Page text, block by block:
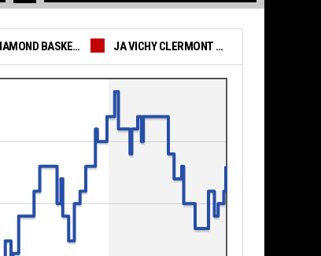
ST CHAMOND BASKET VALLEE DU GIER JA VICHY CLERMONT METROPOLE